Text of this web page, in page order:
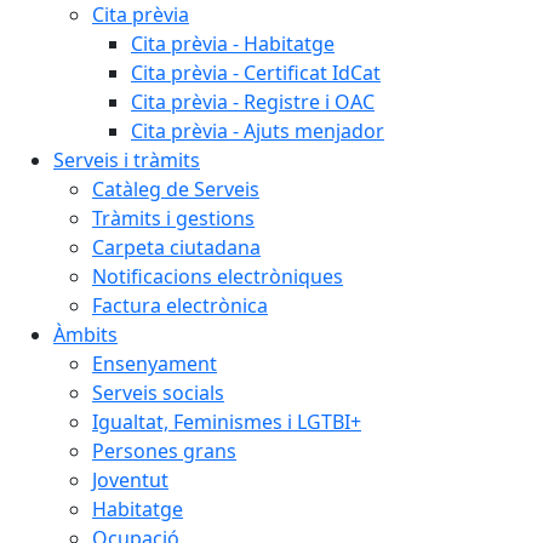
Cita prèvia
Cita prèvia - Habitatge
Cita prèvia - Certificat IdCat
Cita prèvia - Registre i OAC
Cita prèvia - Ajuts menjador
Serveis i tràmits
Catàleg de Serveis
Tràmits i gestions
Carpeta ciutadana
Notificacions electròniques
Factura electrònica
Àmbits
Ensenyament
Serveis socials
Igualtat, Feminismes i LGTBI+
Persones grans
Joventut
Habitatge